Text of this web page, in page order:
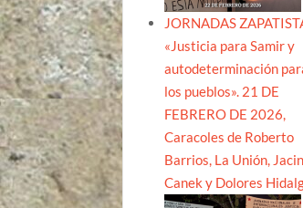
JORNADAS
«Justicia para Samir y
autodeterminación
los pueblos». 21 DE
FEBRERO DE 2026,
Caracoles de Roberto
Barrios, La Unión,
Canek y Dolores